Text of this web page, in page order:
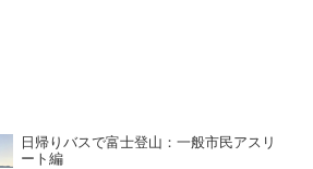
日帰りバスで富士登山：一般市民アスリ
ート編